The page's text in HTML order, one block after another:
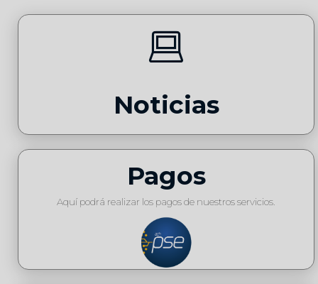
Noticias
Pagos
Aquí podrá realizar los pagos de nuestros servicios.